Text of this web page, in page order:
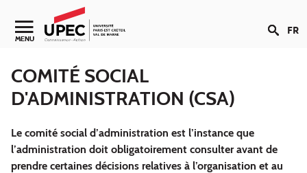
Aller au contenu
Navigation secondaire
MENU FR
COMITÉ SOCIAL
D'ADMINISTRATION (CSA)
Le comité social d’administration est l’instance que
l’administration doit obligatoirement consulter avant de
prendre certaines décisions relatives à l’organisation et au